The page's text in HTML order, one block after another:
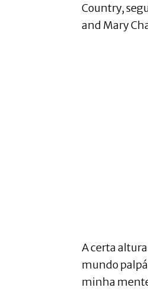
Country,
and Mary
A certa
mundo
minha